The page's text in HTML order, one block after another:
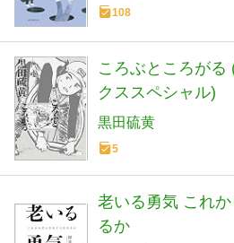
108
ころぶところがる
クススペシャル)
黒田硫黄
5
老いる勇気 これ
るか